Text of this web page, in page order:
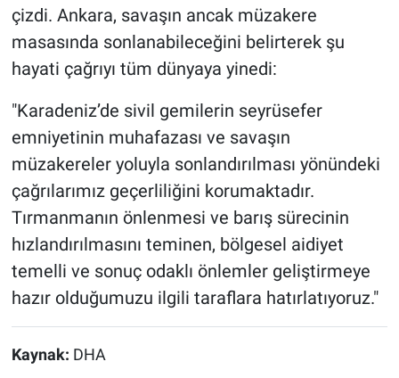
çizdi. Ankara, savaşın ancak müzakere
masasında sonlanabileceğini belirterek şu
hayati çağrıyı tüm dünyaya yinedi:
"Karadeniz’de sivil gemilerin seyrüsefer
emniyetinin muhafazası ve savaşın
müzakereler yoluyla sonlandırılması yönündeki
çağrılarımız geçerliliğini korumaktadır.
Tırmanmanın önlenmesi ve barış sürecinin
hızlandırılmasını teminen, bölgesel aidiyet
temelli ve sonuç odaklı önlemler geliştirmeye
hazır olduğumuzu ilgili taraflara hatırlatıyoruz."
Kaynak: DHA